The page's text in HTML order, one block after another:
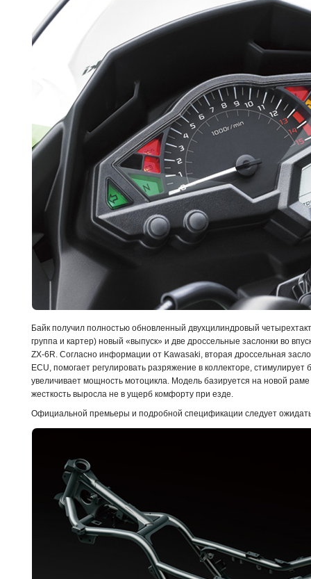
Байк получил полностью обновленный двухцилиндровый
группа и картер) новый «выпуск» и две дроссельные заслонки во
ZX-6R. Согласно информации от Kawasaki, вторая дроссельная
ECU, помогает регулировать разряжение в коллекторе, стимулирует
увеличивает мощность мотоцикла. Модель базируется на новой раме
жесткость выросла не в ущерб комфорту при езде.
Официальной премьеры и подробной спецификации следует